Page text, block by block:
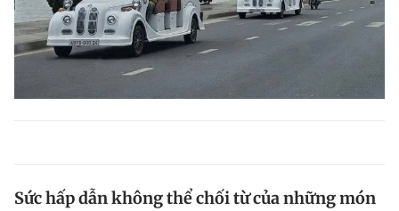
Sức hấp dẫn không thể chối từ của những món